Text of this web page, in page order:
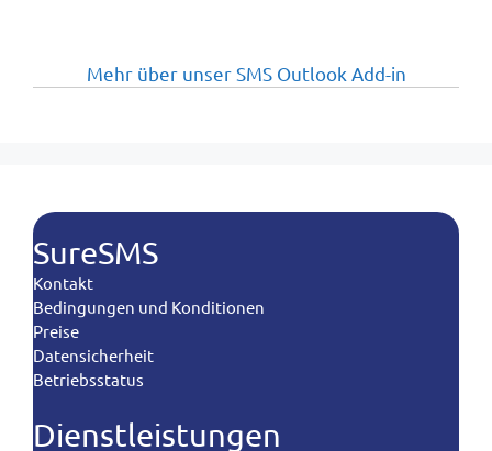
Mehr über unser SMS Outlook Add-in
SureSMS
Kontakt
Bedingungen und Konditionen
Preise
Datensicherheit
Betriebsstatus
Dienstleistungen